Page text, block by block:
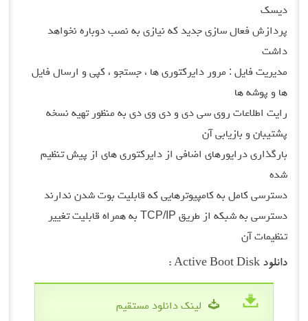
دیسک
پردازش فعال سازی جدید که نیازی به نصب دوباره نخواهد
داشت
مدیریت فایل : مرور دایرکتوری ها ، جستجو ، کپی و ارسال فایل
ها و پوشه ها
رایت اطلاعات روی سی دی و دی وی دی به منظور تهیه نسخه
پشتیبان و بازیابی آن
بارگذاری درایورهای اضافی از دایرکتوری های از پیش تنظیم
شده
دسترسی کامل به کامپیوترهایی که قابلیت بوت شدن ندارند
دسترسی به شبکه از طریق TCP/IP به همراه قابلیت تغییر
تنظیمات آن
دانلود Active Boot Disk :
لینک دانلود مستقیم